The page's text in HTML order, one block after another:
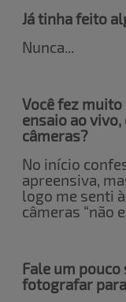
Já tinha feito
Nunca...
Você fez muito
ensaio ao
câmeras?
No início
apreensiva,
logo me senti
câmeras “não
Fale um
fotografar